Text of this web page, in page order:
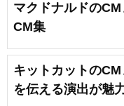
マクドナルドの
CM集
キットカットの
を伝える演出が魅